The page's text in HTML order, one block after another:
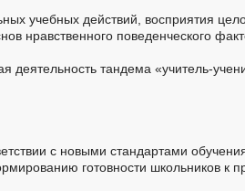
учебных действий, восприятия
нравственного поведенческого
деятельность тандема «учитель-
с новыми стандартами
готовности школьников к